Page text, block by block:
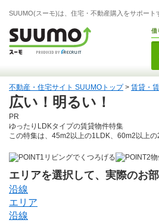
SUUMO(スーモ)は、住宅・不動産購入をサポート
借
不動産・住宅サイト SUUMOトップ> 賃貸・
広い！明るい！
PR
ゆったりLDKタイプの賃貸物件特集
この特集は、45m2以上の1LDK、60m2以上
リビングでくつろげる 物
エリアを選択して、実際のお
沿線
エリア
沿線